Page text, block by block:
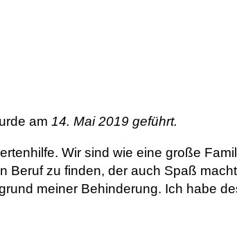
am 14. Mai 2019 geführt.
Wir sind wie eine große
Beruf zu finden, der auch Spaß
meiner Behinderung. Ich habe